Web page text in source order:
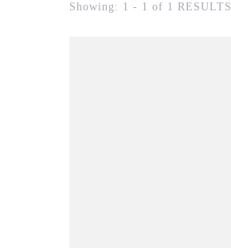
Showing: 1 - 1 of 1 RESULTS